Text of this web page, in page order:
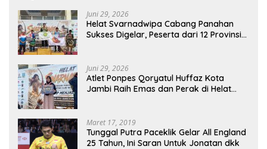
Juni 29, 2026
Helat Svarnadwipa Cabang Panahan
Sukses Digelar, Peserta dari 12 Provinsi
Juni 29, 2026
Atlet Ponpes Qoryatul Huffaz Kota
Jambi Raih Emas dan Perak di Helat
Maret 17, 2019
Tunggal Putra Paceklik Gelar All England
25 Tahun, Ini Saran Untuk Jonatan dkk